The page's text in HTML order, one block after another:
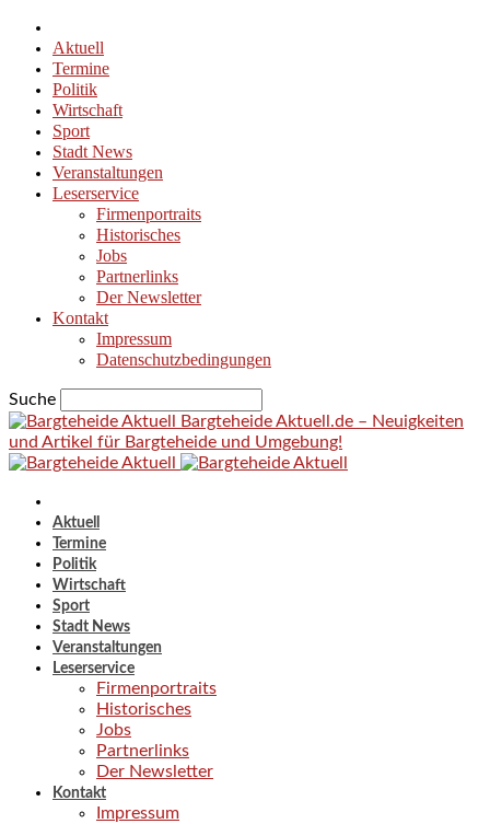
Aktuell
Termine
Politik
Wirtschaft
Sport
Stadt News
Veranstaltungen
Leserservice
Firmenportraits
Historisches
Jobs
Partnerlinks
Der Newsletter
Kontakt
Impressum
Datenschutzbedingungen
Suche
Bargteheide Aktuell.de – Neuigkeiten
und Artikel für Bargteheide und Umgebung!
Aktuell
Termine
Politik
Wirtschaft
Sport
Stadt News
Veranstaltungen
Leserservice
Firmenportraits
Historisches
Jobs
Partnerlinks
Der Newsletter
Kontakt
Impressum